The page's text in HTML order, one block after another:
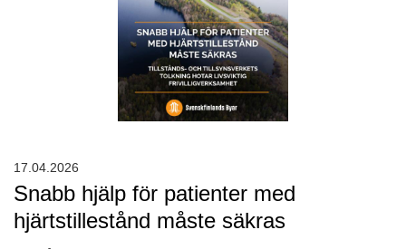
Snabb hjälp för patienter med
hjärtstillestånd måste säkras
17.04.2026